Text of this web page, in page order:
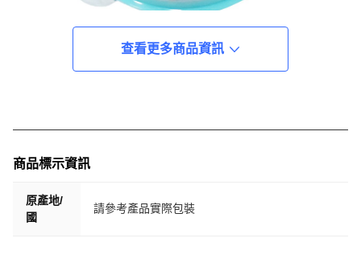
查看更多商品資訊
商品標示資訊
原產地/
國
請參考產品實際包裝